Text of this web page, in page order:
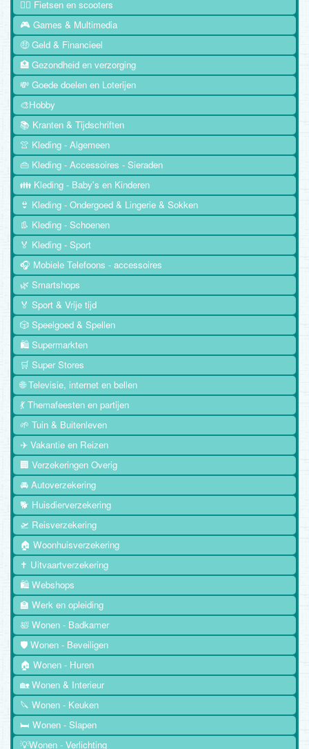
🚴‍♂️ Fietsen en scooters
🎮 Games & Multimedia
🤑 Geld & Financieel
🏥 Gezondheid en verzorging
💸 Goede doelen en Loterijen
🎨Hobby
📚 Kranten & Tijdschriften
👚 Kleding - Algemeen
👜 Kleding - Accessoires - Sieraden
👪 Kleding - Baby's en Kinderen
👙 Kleding - Ondergoed & Lingerie & Sokken
👢 Kleding - Schoenen
🏅 Kleding - Sport
🎧 Mobiele Telefoons - accessoires
🌿 Smartshops
🏅 Sport & Vrije tijd
🎲 Speelgoed & Spellen
🛍️ Supermarkten
🛒 Super Stores
🌐 Televisie, internet en bellen
💃 Themafeesten en partijen
🌱 Tuin & Buitenleven
✈️ Vakantie en Reizen
🏢 Verzekeringen Overig
🚘 Autoverzekering
🐕 Huisdierverzekering
🛫 Reisverzekering
🏠 Woonhuisverzekering
✝️ Uitvaartverzekering
🛍️ Webshops
🏫 Werk en opleiding
🛀 Wonen - Badkamer
🛡️ Wonen - Beveiligen
🏠 Wonen - Huren
🏡 Wonen & Interieur
🔪 Wonen - Keuken
🛏️ Wonen - Slapen
💡Wonen - Verlichting